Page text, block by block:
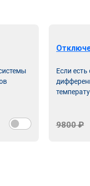
Если
9800 ₽